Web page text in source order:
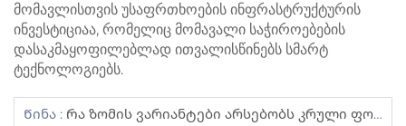
მომავლისთვის უსაფრთხოების ინფრასტრუქტურის
ინვესტიციაა, რომელიც მომავალი საჭიროებების
დასაკმაყოფილებლად ითვალისწინებს სმარტ
ტექნოლოგიებს.
Წინა : Რა Ზომის Ვარიანტები Არსებობს Კრული Ფოლადის Სარქვლის Დაცვისთვის?